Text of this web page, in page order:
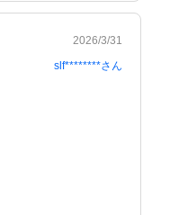
2026/3/31
slf********さん